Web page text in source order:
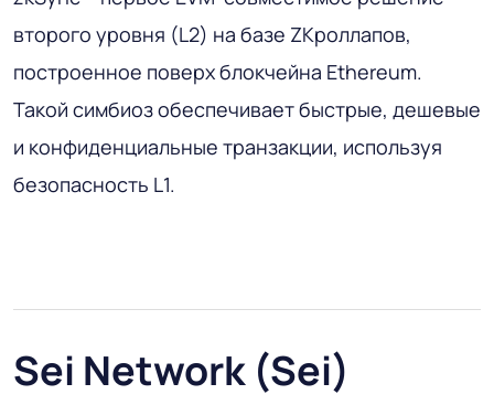
второго уровня (L2) на базе ZKроллапов,
построенное поверх блокчейна Ethereum.
Такой симбиоз обеспечивает быстрые, дешевые
и конфиденциальные транзакции, используя
безопасность L1.
Sei Network (Sei)